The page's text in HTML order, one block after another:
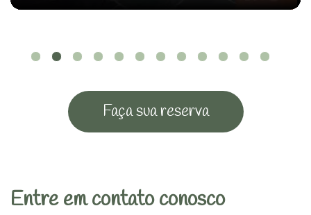
Faça sua reserva
Entre em contato conosco